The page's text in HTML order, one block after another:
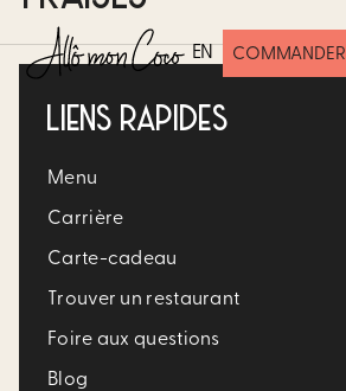
EN COMMANDER
LIENS RAPIDES
Menu
Carrière​
Carte-cadeau
Trouver un restaurant​
Foire aux questions
Blog